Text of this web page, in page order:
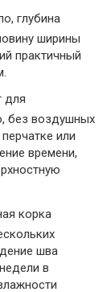
глубина
ширины
практичный
для
без воздушных
или
времени,
корка
шва
в